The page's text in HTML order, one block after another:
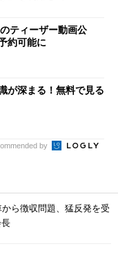
ティーザー動画公
約可能に
が深まる！無料で見る
by
ら徴収問題、猛反発を受